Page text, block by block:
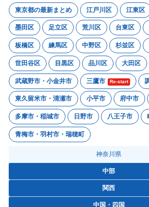
東京都の最新まとめ 江戸川区 江東区
墨田区 足立区 荒川区 台東区
板橋区 練馬区 中野区 杉並区
世田谷区 目黒区 品川区 大田区
武蔵野市・小金井市 三鷹市 Re-start
東久留米市・清瀬市 小平市 府中市
多摩市・稲城市 日野市 八王子市
青梅市・羽村市・瑞穂町
神奈川県
中部
関西
中国・四国